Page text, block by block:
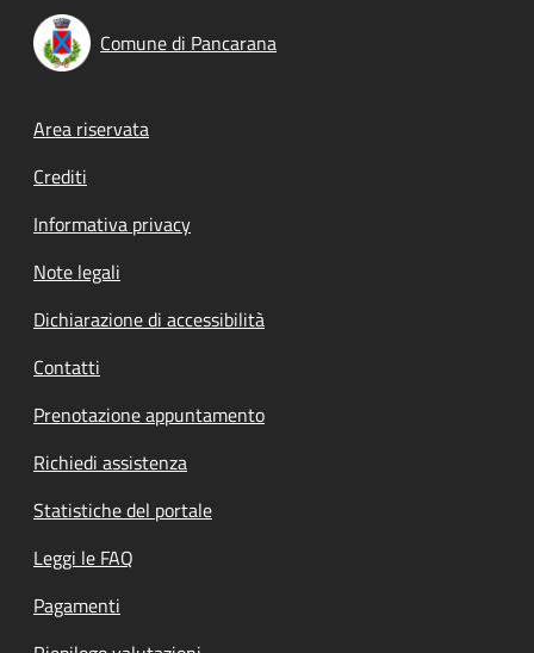
Comune di Pancarana
Footer menu
Area riservata
Crediti
Informativa privacy
Note legali
Dichiarazione di accessibilità
Contatti
Prenotazione appuntamento
Richiedi assistenza
Statistiche del portale
Leggi le FAQ
Pagamenti